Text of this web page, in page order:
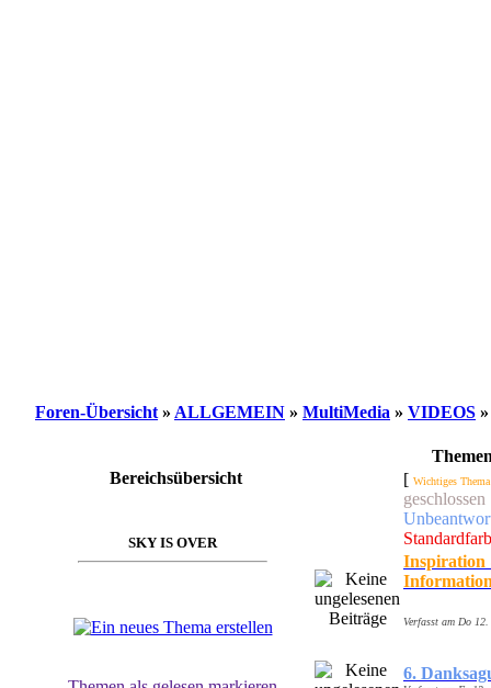
Foren-Übersicht » ALLGEMEIN » MultiMedia » VIDEOS
Bereichsübersicht
SKY IS OVER
[ Wichtiges Thema
geschlossen
Inspiration
Verfasst am Do
6.